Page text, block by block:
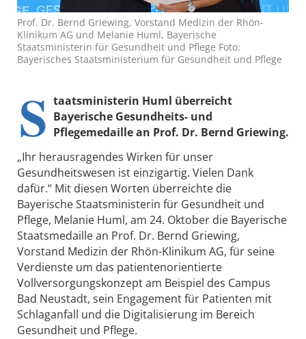
Prof. Dr. Bernd Griewing, Vorstand Medizin der Rhön-
Klinikum AG und Melanie Huml, Bayerische
Staatsministerin für Gesundheit und Pflege Foto:
Bayerisches Staatsministerium für Gesundheit und Pflege
S taatsministerin Huml überreicht
Bayerische Gesundheits- und
Pflegemedaille an Prof. Dr. Bernd Griewing.
„Ihr herausragendes Wirken für unser
Gesundheitswesen ist einzigartig. Vielen Dank
dafür.“ Mit diesen Worten überreichte die
Bayerische Staatsministerin für Gesundheit und
Pflege, Melanie Huml, am 24. Oktober die Bayerische
Staatsmedaille an Prof. Dr. Bernd Griewing,
Vorstand Medizin der Rhön-Klinikum AG, für seine
Verdienste um das patientenorientierte
Vollversorgungskonzept am Beispiel des Campus
Bad Neustadt, sein Engagement für Patienten mit
Schlaganfall und die Digitalisierung im Bereich
Gesundheit und Pflege.